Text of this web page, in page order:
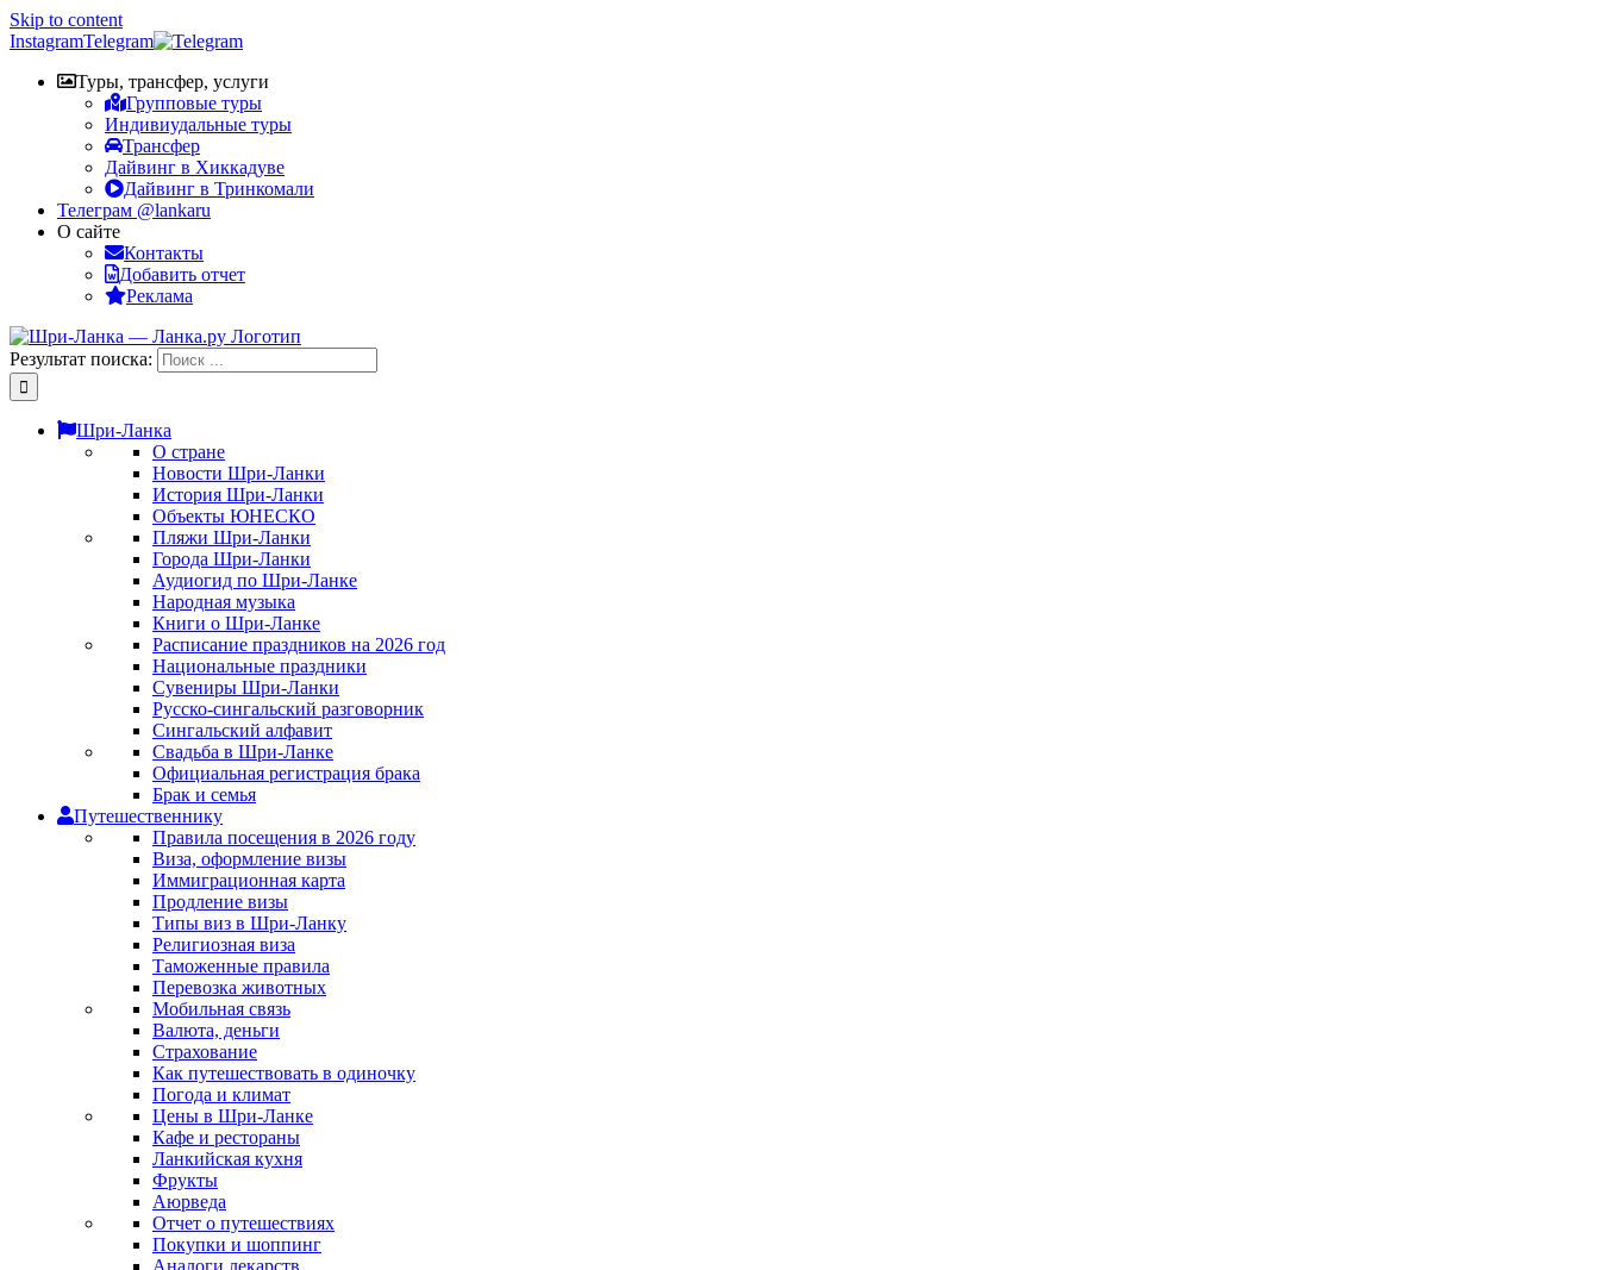
Skip to content
InstagramTelegram
Туры, трансфер, услуги
Групповые туры
Индивиудальные туры
Трансфер
Дайвинг в Хиккадуве
Дайвинг в Тринкомали
Телеграм @lankaru
О сайте
Контакты
Добавить отчет
Реклама
Результат поиска:
Шри-Ланка
О стране
Новости Шри-Ланки
История Шри-Ланки
Объекты ЮНЕСКО
Пляжи Шри-Ланки
Города Шри-Ланки
Аудиогид по Шри-Ланке
Народная музыка
Книги о Шри-Ланке
Расписание праздников на 2026 год
Национальные праздники
Сувениры Шри-Ланки
Русско-сингальский разговорник
Сингальский алфавит
Свадьба в Шри-Ланке
Официальная регистрация брака
Брак и семья
Путешественнику
Правила посещения в 2026 году
Виза, оформление визы
Иммиграционная карта
Продление визы
Типы виз в Шри-Ланку
Религиозная виза
Таможенные правила
Перевозка животных
Мобильная связь
Валюта, деньги
Страхование
Как путешествовать в одиночку
Погода и климат
Цены в Шри-Ланке
Кафе и рестораны
Ланкийская кухня
Фрукты
Аюрведа
Отчет о путешествиях
Покупки и шоппинг
Аналоги лекарств